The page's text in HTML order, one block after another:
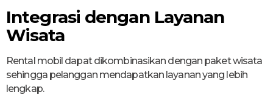
Integrasi dengan Layanan
Wisata
Rental mobil dapat dikombinasikan dengan paket wisata
sehingga pelanggan mendapatkan layanan yang lebih
lengkap.